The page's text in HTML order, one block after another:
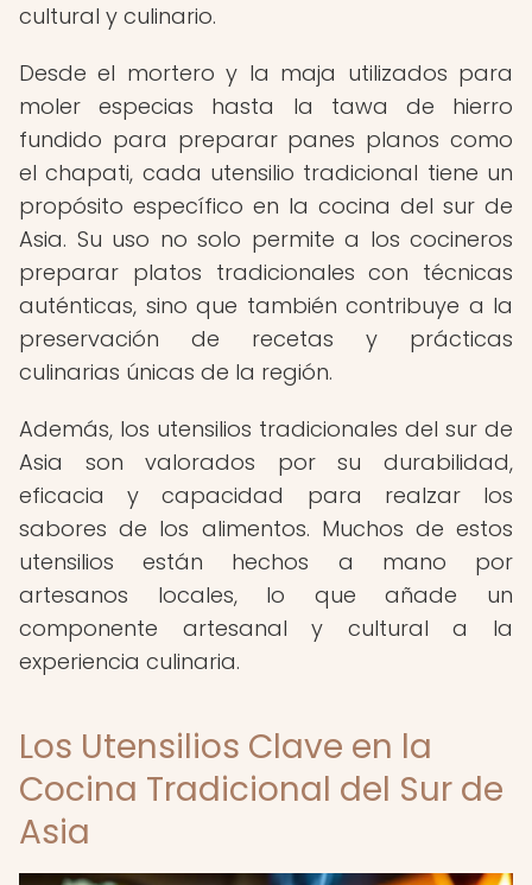
cultural y culinario.
Desde el mortero y la maja utilizados para
moler especias hasta la tawa de hierro
fundido para preparar panes planos como
el chapati, cada utensilio tradicional tiene un
propósito específico en la cocina del sur de
Asia. Su uso no solo permite a los cocineros
preparar platos tradicionales con técnicas
auténticas, sino que también contribuye a la
preservación de recetas y prácticas
culinarias únicas de la región.
Además, los utensilios tradicionales del sur de
Asia son valorados por su durabilidad,
eficacia y capacidad para realzar los
sabores de los alimentos. Muchos de estos
utensilios están hechos a mano por
artesanos locales, lo que añade un
componente artesanal y cultural a la
experiencia culinaria.
Los Utensilios Clave en la
Cocina Tradicional del Sur de
Asia